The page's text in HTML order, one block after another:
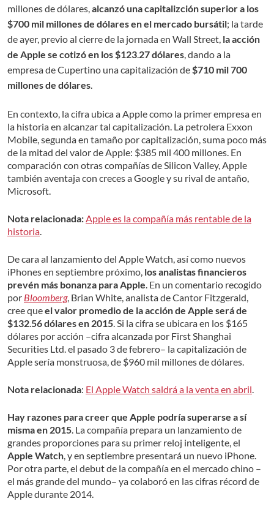
millones de dólares,alcanzó una capitalizción superior a los
$700 mil millones de dólares en el mercado bursátil; la tarde
de ayer, previo al cierre de la jornada en Wall Street, la acción
de Apple se cotizó en los $123.27 dólares, dando a la
empresa de Cupertino una capitalización de$710 mil 700
millones de dólares.
En contexto, la cifra ubica a Apple como la primer empresa en
la historia en alcanzar tal capitalización. La petrolera Exxon
Mobile, segunda en tamaño por capitalización, suma poco más
de la mitad del valor de Apple: $385 mil 400 millones. En
comparación con otras compañías de Silicon Valley, Apple
también aventaja con creces a Google y su rival de antaño,
Microsoft.
Nota relacionada:Apple es la compañía más rentable de la
historia.
De cara al lanzamiento del Apple Watch, así como nuevos
iPhones en septiembre próximo, los analistas financieros
prevén más bonanza para Apple. En un comentario recogido
por Bloomberg, Brian White, analista de Cantor Fitzgerald,
cree queel valor promedio de la acción de Apple será de
$132.56 dólares en 2015. Si la cifra se ubicara en los $165
dólares por acción –cifra alcanzada por First Shanghai
Securities Ltd. el pasado 3 de febrero– la capitalización de
Apple sería monstruosa, de $960 mil millones de dólares.
Nota relacionada: El Apple Watch saldrá a la venta en abril.
Hay razones para creer que Apple podría superarse a sí
misma en 2015. La compañía prepara un lanzamiento de
grandes proporciones para su primer reloj inteligente, el
Apple Watch, y en septiembre presentará un nuevo iPhone.
Por otra parte, el debut de la compañía en el mercado chino –
el más grande del mundo– ya colaboró en las cifras récord de
Apple durante 2014.